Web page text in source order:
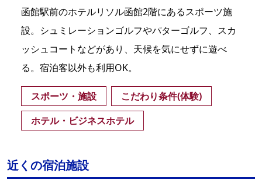
函館駅前のホテルリソル函館2階にあるスポーツ施
設。シュミレーションゴルフやパターゴルフ、スカ
ッシュコートなどがあり、天候を気にせずに遊べ
る。宿泊客以外も利用OK。
スポーツ・施設
こだわり条件(体験)
ホテル・ビジネスホテル
近くの宿泊施設